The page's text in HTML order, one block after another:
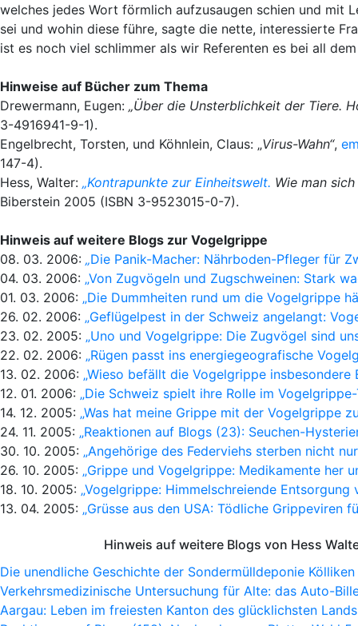
welches jedes Wort förmlich aufzusaugen schien und mit
sei und wohin diese führe, sagte die nette, interessierte
ist es noch viel schlimmer als wir Referenten es bei all
Hinweise auf Bücher zum Thema
Drewermann, Eugen: „Über die Unsterblichkeit der Tiere.
3-4916941-9-1).
Engelbrecht, Torsten, und Köhnlein, Claus: „Virus-Wahn“,
147-4).
Hess, Walter: „Kontrapunkte zur Einheitswelt. Wie man
Biberstein 2005 (ISBN 3-9523015-0-7).
Hinweis auf weitere Blogs zur Vogelgrippe
08. 03. 2006: „Die Panik-Macher: Nährboden-Pfleger für
04. 03. 2006: „Von Zugvögeln und Zugschweinen: Stark
01. 03. 2006: „Die Dummheiten rund um die Vogelgrippe
26. 02. 2006: „Geflügelpest in der Schweiz angelangt:
23. 02. 2005: „Uno und Vogelgrippe: Die Zugvögel sind
22. 02. 2006: „Rügen passt ins energiegeografische
13. 02. 2006: „Wieso befällt die Vogelgrippe insbesondere
12. 01. 2006: „Die Schweiz spielt ihre Rolle im
14. 12. 2005: „Was hat meine Grippe mit der Vogelgrippe
24. 11. 2005: „Reaktionen auf Blogs (23): Seuchen-
30. 10. 2005: „Angehörige des Federviehs sterben nicht
26. 10. 2005: „Grippe und Vogelgrippe: Medikamente her
18. 10. 2005: „Vogelgrippe: Himmelschreiende Entsorgung
13. 04. 2005: „Grüsse aus den USA: Tödliche Grippeviren
Hinweis auf weitere Blogs von Hess
Die unendliche Geschichte der Sondermülldeponie Kölliken
Verkehrsmedizinische Untersuchung für Alte: das Auto-
Aargau: Leben im freiesten Kanton des glücklichsten Lands